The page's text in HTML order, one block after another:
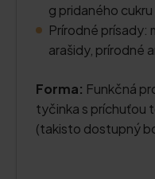
g pridaného cukru
Prírodné prísady:
arašidy, prírodné
Forma: Funkčná
tyčinka s príchuťou
(takisto dostupný